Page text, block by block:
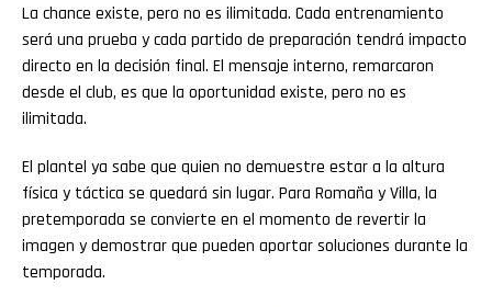
La chance existe, pero no es ilimitada. Cada entrenamiento
será una prueba y cada partido de preparación tendrá impacto
directo en la decisión final. El mensaje interno, remarcaron
desde el club, es que la oportunidad existe, pero no es
ilimitada.
El plantel ya sabe que quien no demuestre estar a la altura
física y táctica se quedará sin lugar. Para Romaña y Villa, la
pretemporada se convierte en el momento de revertir la
imagen y demostrar que pueden aportar soluciones durante la
temporada.